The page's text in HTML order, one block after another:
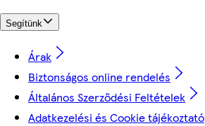
Segítünk
Árak
Biztonságos online rendelés
Általános Szerződési Feltételek
Adatkezelési és Cookie tájékoztató